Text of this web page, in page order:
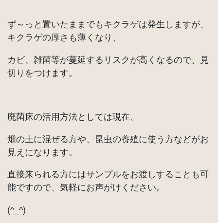
ず～っと置いたままでもキクラゲは発生しますが、
キクラゲの厚さも薄くなり、
カビ、雑菌等が蔓延するリスクが高くなるので、見
切りをつけます。
廃菌床の活用方法としては現在、
畑の土に混ぜる方や、昆虫の養殖に使う方などがお
見えになります。
直接来られる方にはサンプルをお渡しすることも可
能ですので、気軽にお声がけください。
(^_^)